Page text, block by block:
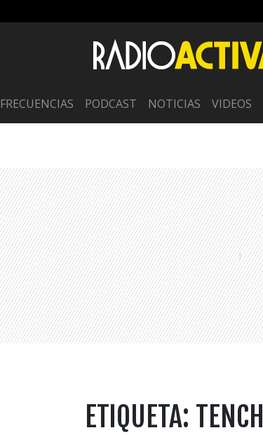
FRECUENCIAS PODCAST NOTICIAS VIDEOS
ETIQUETA: